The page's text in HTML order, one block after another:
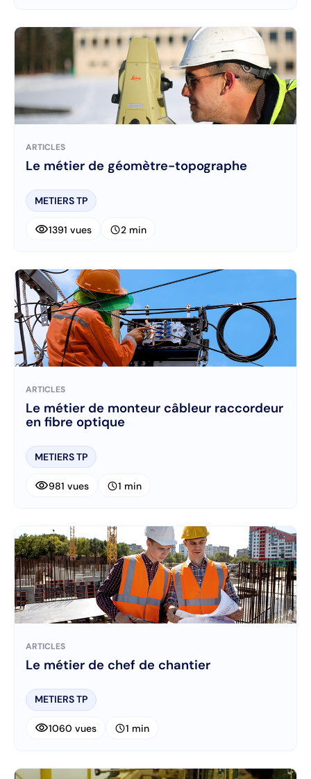
ARTICLES
Le métier de géomètre-topographe
METIERS TP
visibility1391 vues schedule2 min
ARTICLES
Le métier de monteur câbleur raccordeur
en fibre optique
METIERS TP
visibility981 vues schedule1 min
ARTICLES
Le métier de chef de chantier
METIERS TP
visibility1060 vues schedule1 min